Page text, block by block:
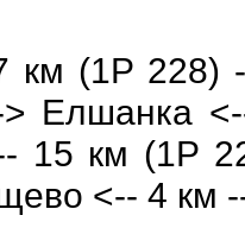
км (1Р 228)
Елшанка
15 км (1Р
<-- 4 км